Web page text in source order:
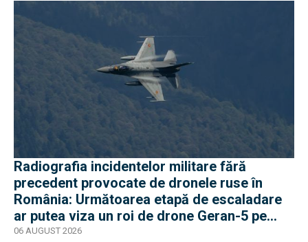
Radiografia incidentelor militare fără
precedent provocate de dronele ruse în
România: Următoarea etapă de escaladare
ar putea viza un roi de drone Geran-5 pe
direcția Galați-Reni
06 AUGUST 2026